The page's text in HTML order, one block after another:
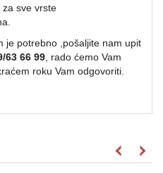
sve vrste
je potrebno ,pošaljite nam upit
63 66 99 , rado ćemo Vam
roku Vam odgovoriti.